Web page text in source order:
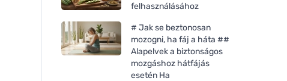
felhasználásához
# Jak se beztonosan
mozogni, ha fáj a háta ##
Alapelvek a biztonságos
mozgáshoz hátfájás
esetén Ha